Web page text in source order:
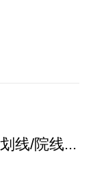
线/院线...